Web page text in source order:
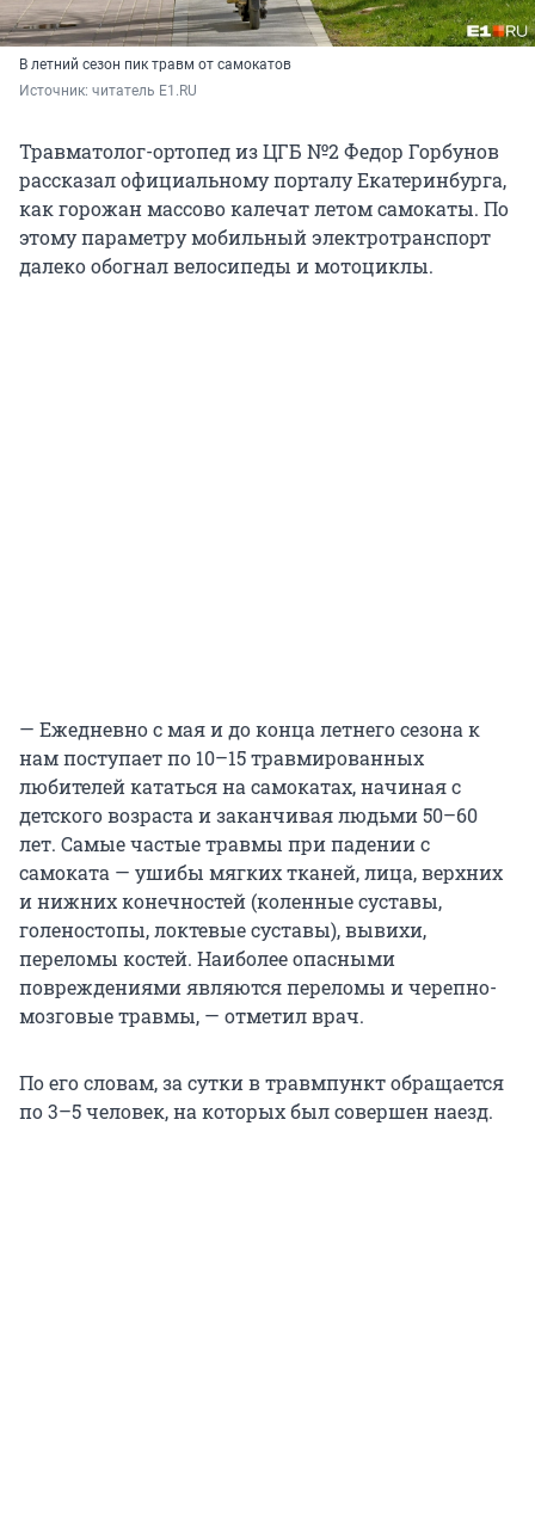
В летний сезон пик травм от самокатов
Источник: читатель E1.RU
Травматолог-ортопед из ЦГБ №2 Федор Горбунов
рассказал официальному порталу Екатеринбурга,
как горожан массово калечат летом самокаты. По
этому параметру мобильный электротранспорт
далеко обогнал велосипеды и мотоциклы.
— Ежедневно с мая и до конца летнего сезона к
нам поступает по 10–15 травмированных
любителей кататься на самокатах, начиная с
детского возраста и заканчивая людьми 50–60
лет. Самые частые травмы при падении с
самоката — ушибы мягких тканей, лица, верхних
и нижних конечностей (коленные суставы,
голеностопы, локтевые суставы), вывихи,
переломы костей. Наиболее опасными
повреждениями являются переломы и черепно-
мозговые травмы, — отметил врач.
По его словам, за сутки в травмпункт обращается
по 3–5 человек, на которых был совершен наезд.